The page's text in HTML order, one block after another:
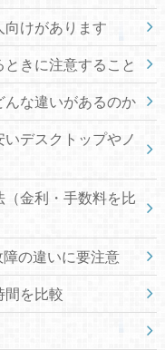
けがあります
きに注意すること
な違いがあるのか
デスクトップやノ
金利・手数料を比
の違いに要注意
間を比較